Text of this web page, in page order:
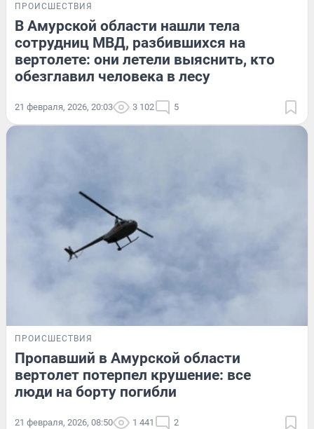
ПРОИСШЕСТВИЯ
В Амурской области нашли тела
сотрудниц МВД, разбившихся на
вертолете: они летели выяснить, кто
обезглавил человека в лесу
21 февраля, 2026, 20:03 3 102 5
ПРОИСШЕСТВИЯ
Пропавший в Амурской области
вертолет потерпел крушение: все
люди на борту погибли
21 февраля, 2026, 08:50 1 441 2